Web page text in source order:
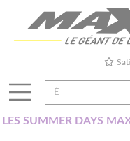
LES SUMMER DAYS